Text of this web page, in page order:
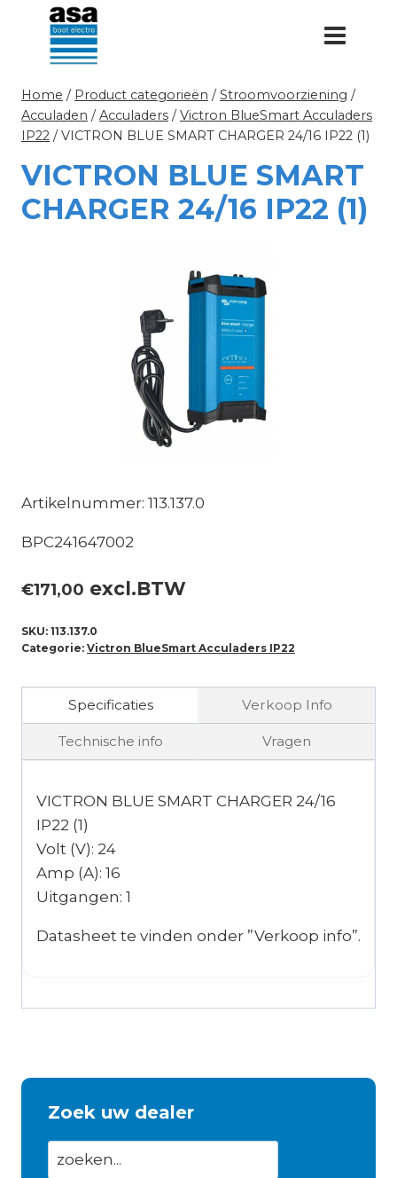
Doorgaan
inhoud
Home / Product categorieën / Stroomvoorziening /
Acculaden / Acculaders / Victron BlueSmart Acculaders
IP22 / VICTRON BLUE SMART CHARGER 24/16 IP22 (1)
VICTRON BLUE SMART
CHARGER 24/16 IP22 (1)
Artikelnummer: 113.137.0
BPC241647002
€171,00 excl.BTW
SKU: 113.137.0
Categorie: Victron BlueSmart Acculaders IP22
Specificaties Verkoop Info
Technische info Vragen
VICTRON BLUE SMART CHARGER 24/16
IP22 (1)
Volt (V): 24
Amp (A): 16
Uitgangen: 1
Datasheet te vinden onder ”Verkoop info”.
Zoek uw dealer